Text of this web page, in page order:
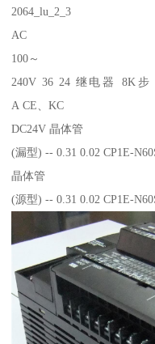
2064_lu_2_3
AC
100～
240V 36 24 继电器 8K步
A CE、KC
DC24V 晶体管
(漏型) -- 0.31 0.02 CP1E-
晶体管
(源型) -- 0.31 0.02 CP1E-